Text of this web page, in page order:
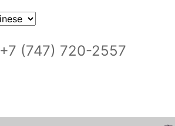
+7 (747) 720-2557